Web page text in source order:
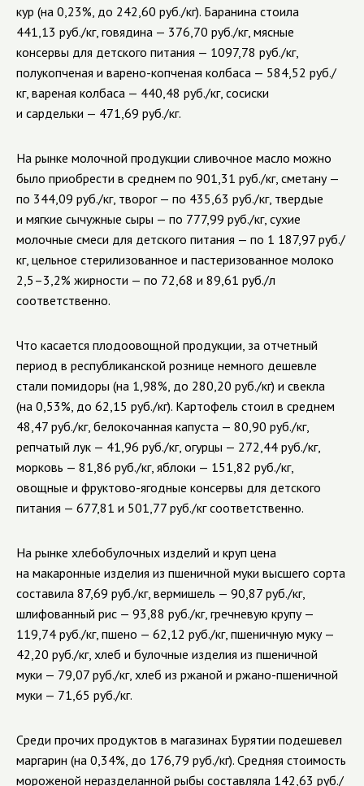
кур (на 0,23%, до 242,60 руб./кг). Баранина стоила
441,13 руб./кг, говядина — 376,70 руб./кг, мясные
консервы для детского питания — 1097,78 руб./кг,
полукопченая и варено-копченая колбаса — 584,52 руб./
кг, вареная колбаса — 440,48 руб./кг, сосиски
и сардельки — 471,69 руб./кг.
На рынке молочной продукции сливочное масло можно
было приобрести в среднем по 901,31 руб./кг, сметану —
по 344,09 руб./кг, творог — по 435,63 руб./кг, твердые
и мягкие сычужные сыры — по 777,99 руб./кг, сухие
молочные смеси для детского питания — по 1 187,97 руб./
кг, цельное стерилизованное и пастеризованное молоко
2,5–3,2% жирности — по 72,68 и 89,61 руб./л
соответственно.
Что касается плодоовощной продукции, за отчетный
период в республиканской рознице немного дешевле
стали помидоры (на 1,98%, до 280,20 руб./кг) и свекла
(на 0,53%, до 62,15 руб./кг). Картофель стоил в среднем
48,47 руб./кг, белокочанная капуста — 80,90 руб./кг,
репчатый лук — 41,96 руб./кг, огурцы — 272,44 руб./кг,
морковь — 81,86 руб./кг, яблоки — 151,82 руб./кг,
овощные и фруктово-ягодные консервы для детского
питания — 677,81 и 501,77 руб./кг соответственно.
На рынке хлебобулочных изделий и круп цена
на макаронные изделия из пшеничной муки высшего сорта
составила 87,69 руб./кг, вермишель — 90,87 руб./кг,
шлифованный рис — 93,88 руб./кг, гречневую крупу —
119,74 руб./кг, пшено — 62,12 руб./кг, пшеничную муку —
42,20 руб./кг, хлеб и булочные изделия из пшеничной
муки — 79,07 руб./кг, хлеб из ржаной и ржано-пшеничной
муки — 71,65 руб./кг.
Среди прочих продуктов в магазинах Бурятии подешевел
маргарин (на 0,34%, до 176,79 руб./кг). Средняя стоимость
мороженой неразделанной рыбы составляла 142,63 руб./